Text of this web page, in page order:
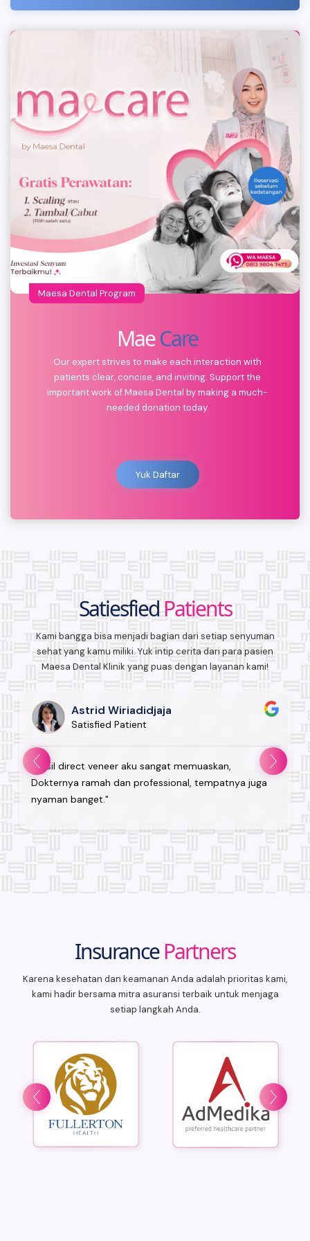
Maesa Dental Program
MaeCare
Our expert strives to make each interaction with
patients clear, concise, and inviting. Support the
important work of Maesa Dental by making a much-
needed donation today.
Yuk Daftar
Satiesfied Patients
Kami bangga bisa menjadi bagian dari setiap senyuman
sehat yang kamu miliki. Yuk intip cerita dari para pasien
Maesa Dental Klinik yang puas dengan layanan kami!
Astrid Wiriadidjaja
Satisfied Patient
"Hasil direct veneer aku sangat memuaskan,
Dokternya ramah dan professional, tempatnya juga
nyaman banget."
InsurancePartners
Karena kesehatan dan keamanan Anda adalah prioritas kami,
kami hadir bersama mitra asuransi terbaik untuk menjaga
setiap langkah Anda.